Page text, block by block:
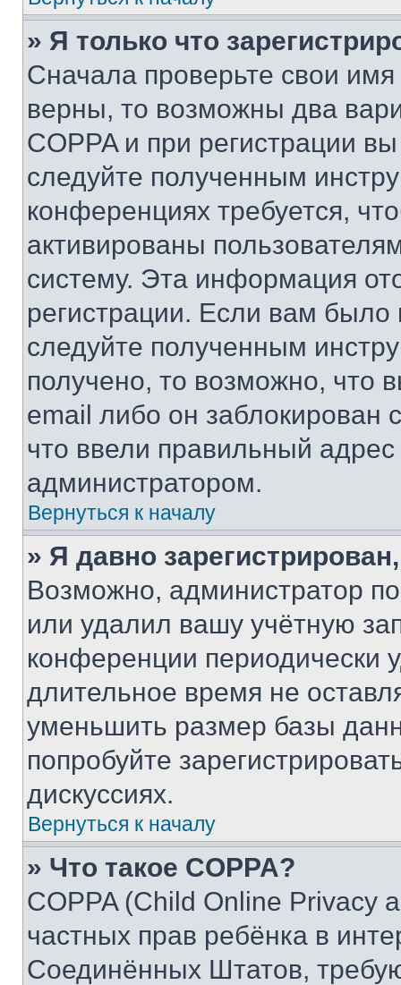
» Я только что
Сначала проверьте свои
верны, то возможны два
COPPA и при регистрации
следуйте полученным
конференциях требуется,
активированы
систему. Эта информация
регистрации. Если вам
следуйте полученным
получено, то возможно, что
email либо он
что ввели правильный адрес
администратором.
Вернуться к началу
» Я давно
Возможно, администратор
или удалил вашу учётную
конференции периодически
длительное время не
уменьшить размер базы
попробуйте
дискуссиях.
Вернуться к началу
» Что такое COPPA?
COPPA (Child Online Privacy
частных прав ребёнка в
Соединённых Штатов,